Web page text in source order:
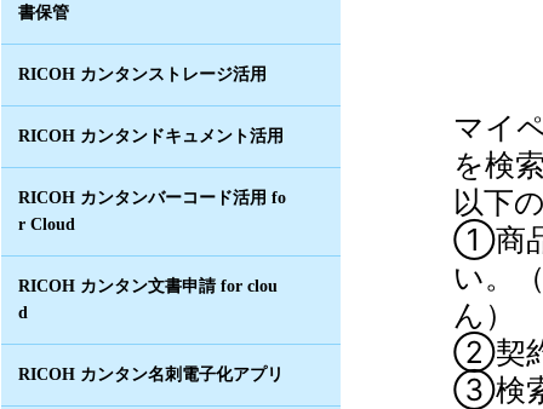
書保管
RICOH カンタンストレージ活用
RICOH カンタンドキュメント活用
RICOH カンタンバーコード活用 fo
r Cloud
RICOH カンタン文書申請 for clou
d
RICOH カンタン名刺電子化アプリ
マイ
を検
以下
①商
い。
ん）
②契
③検